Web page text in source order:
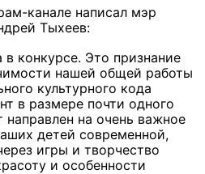
канале написал мэр
Тыхеев:
конкурсе. Это признание
нашей общей работы
культурного кода
в размере почти одного
направлен на очень важное
детей современной,
игры и творчество
и особенности